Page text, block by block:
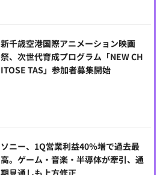
新千歳空港国際アニメーション映画
祭、次世代育成プログラム「NEW CH
ITOSE TAS」参加者募集開始
ソニー、1Q営業利益40％増で過去最
高。ゲーム・音楽・半導体が牽引、通